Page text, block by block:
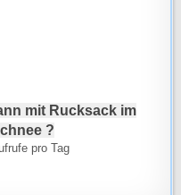
mit Rucksack im
?
pro Tag